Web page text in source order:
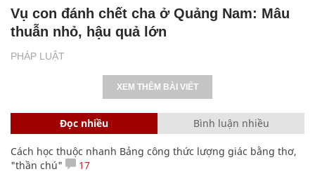
PHÁP LUẬT
Vụ con đánh chết cha ở Quảng Nam: Mâu
thuẫn nhỏ, hậu quả lớn
XEM THÊM BÀI VIẾT
Đọc nhiều Bình luận nhiều
Cách học thuộc nhanh Bảng công thức lượng giác bằng thơ,
"thần chú"
17